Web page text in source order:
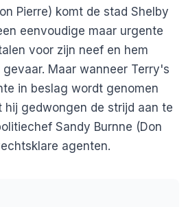
Pierre) komt de stad Shelby
eenvoudige maar urgente
voor zijn neef en hem
Maar wanneer Terry's
in beslag wordt genomen
hij gedwongen de strijd aan te
Sandy Burnne (Don
agenten.